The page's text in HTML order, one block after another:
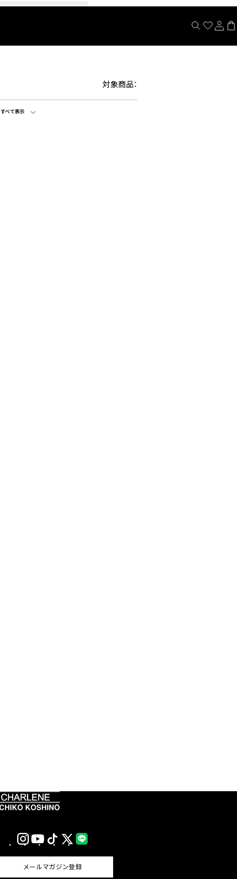
対象商品：
すべて表示
InstagramYouTubeTikTok X
(Twitter)
メールマガジン登録